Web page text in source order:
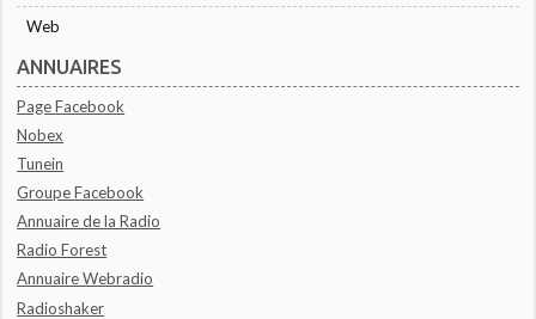
Web
ANNUAIRES
Page Facebook
Nobex
Tunein
Groupe Facebook
Annuaire de la Radio
Radio Forest
Annuaire Webradio
Radioshaker